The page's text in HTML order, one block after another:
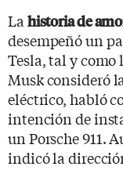
La historia de
desempeñó un
Tesla, tal y como
Musk consideró
eléctrico, habló
intención de
un Porsche 911.
indicó la